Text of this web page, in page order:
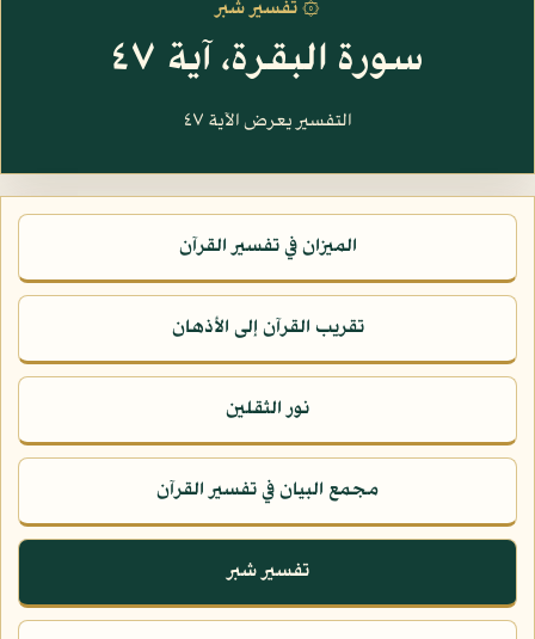
۞ تفسير شبر
سورة البقرة، آية ٤٧
التفسير يعرض الآية ٤٧
الميزان في تفسير القرآن
تقريب القرآن إلى الأذهان
نور الثقلين
مجمع البيان في تفسير القرآن
تفسير شبر